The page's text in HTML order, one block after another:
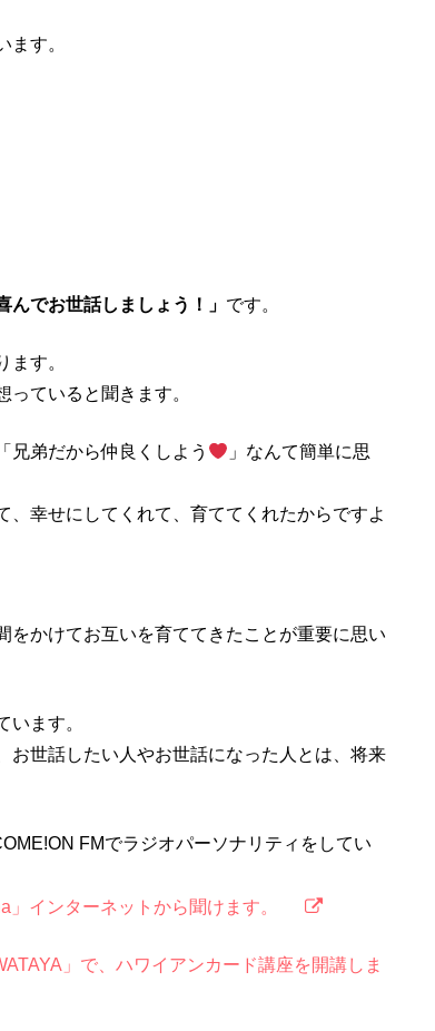
ます。
んでお世話しましょう！」 です。
ます。
ていると聞きます。
兄弟だから仲良くしよう
」なんて簡単に思
、幸せにしてくれて、育ててくれたからですよ
をかけてお互いを育ててきたことが重要に思い
ます。
お世話したい人やお世話になった人とは、将来
FMでラジオパーソナリティをしてい
」インターネットから聞けます。
」で、ハワイアンカード講座を開講しま